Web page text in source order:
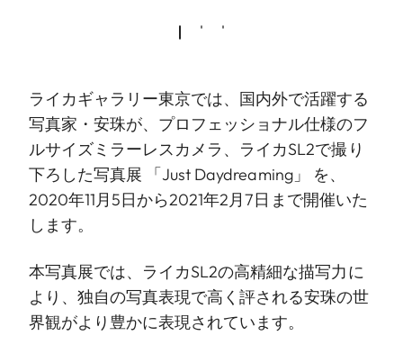
ライカギャラリー東京では、国内外で活躍する
写真家・安珠が、プロフェッショナル仕様のフ
ルサイズミラーレスカメラ、ライカSL2で撮り
下ろした写真展 「Just Daydreaming」 を、
2020年11月5日から2021年2月7日まで開催いた
します。
本写真展では、ライカSL2の高精細な描写力に
より、独自の写真表現で高く評される安珠の世
界観がより豊かに表現されています。